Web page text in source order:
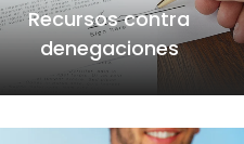
Recursos contra
denegaciones